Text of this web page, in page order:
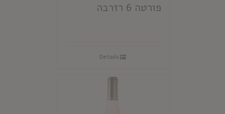
פורטה 6 רזרבה
Details